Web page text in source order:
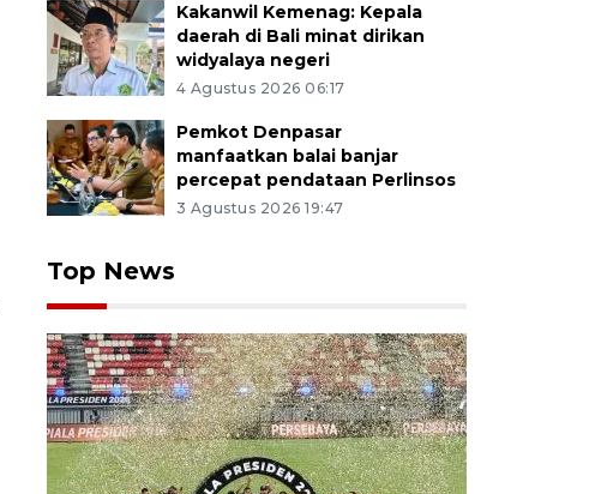
Kakanwil Kemenag: Kepala
daerah di Bali minat dirikan
widyalaya negeri
4 Agustus 2026 06:17
Pemkot Denpasar
manfaatkan balai banjar
percepat pendataan Perlinsos
3 Agustus 2026 19:47
Top News